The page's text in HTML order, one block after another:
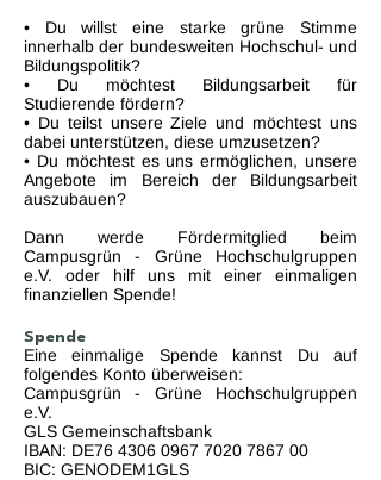
• Du willst eine starke grüne Stimme
innerhalb der bundesweiten Hochschul- und
Bildungspolitik?
• Du möchtest Bildungsarbeit für
Studierende fördern?
• Du teilst unsere Ziele und möchtest uns
dabei unterstützen, diese umzusetzen?
• Du möchtest es uns ermöglichen, unsere
Angebote im Bereich der Bildungsarbeit
auszubauen?
Dann werde Fördermitglied beim
Campusgrün - Grüne Hochschulgruppen
e.V. oder hilf uns mit einer einmaligen
finanziellen Spende!
Spende
Eine einmalige Spende kannst Du auf
folgendes Konto überweisen:
Campusgrün - Grüne Hochschulgruppen
e.V.
GLS Gemeinschaftsbank
IBAN: DE76 4306 0967 7020 7867 00
BIC: GENODEM1GLS